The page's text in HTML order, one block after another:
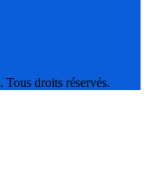
droits réservés.